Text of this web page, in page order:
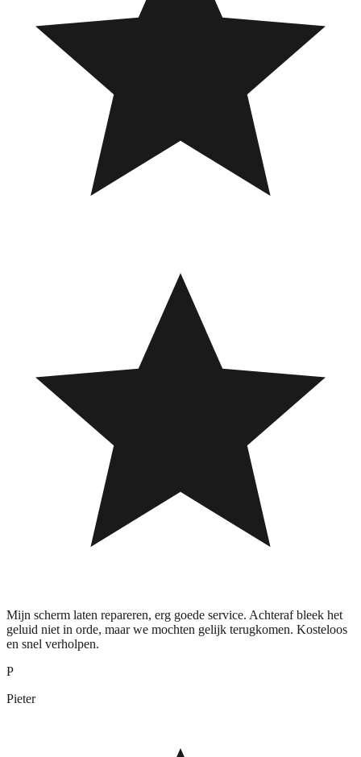
Mijn scherm laten repareren, erg goede service. Achteraf bleek het
geluid niet in orde, maar we mochten gelijk terugkomen. Kosteloos
en snel verholpen.
P
Pieter